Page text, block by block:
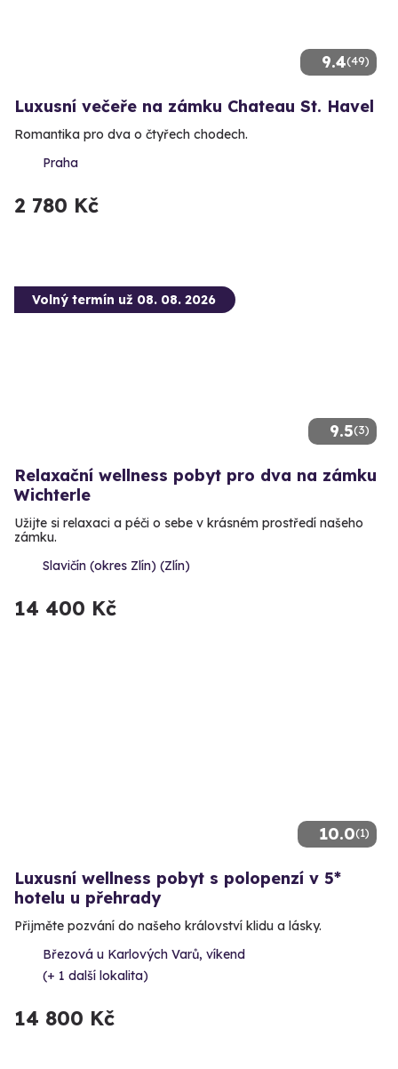
9.4(49)
Luxusní večeře na zámku Chateau St. Havel
Romantika pro dva o čtyřech chodech.
Praha
2 780 Kč
9.5(3)
Volný termín už 08. 08. 2026
Relaxační wellness pobyt pro dva na zámku
Wichterle
Užijte si relaxaci a péči o sebe v krásném prostředí našeho
zámku.
Slavičín (okres Zlín) (Zlín)
14 400 Kč
10.0(1)
Luxusní wellness pobyt s polopenzí v 5*
hotelu u přehrady
Přijměte pozvání do našeho království klidu a lásky.
Březová u Karlových Varů, víkend
(+ 1 další lokalita)
14 800 Kč